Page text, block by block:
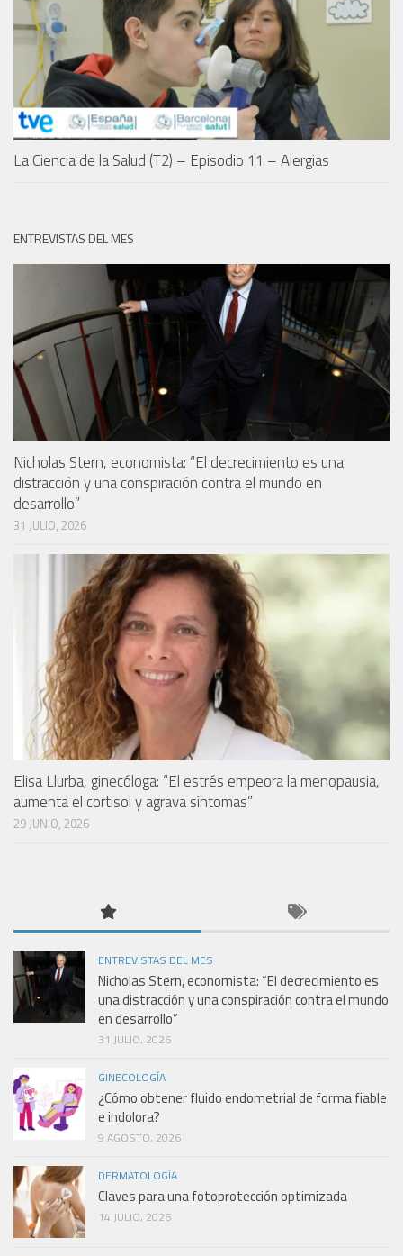
La Ciencia de la Salud (T2) – Episodio 11 – Alergias
ENTREVISTAS DEL MES
Nicholas Stern, economista: “El decrecimiento es una
distracción y una conspiración contra el mundo en
desarrollo”
31 JULIO, 2026
Elisa Llurba, ginecóloga: “El estrés empeora la menopausia,
aumenta el cortisol y agrava síntomas”
29 JUNIO, 2026
ENTREVISTAS DEL MES
Nicholas Stern, economista: “El decrecimiento es
una distracción y una conspiración contra el mundo
en desarrollo”
31 JULIO, 2026
GINECOLOGÍA
¿Cómo obtener fluido endometrial de forma fiable
e indolora?
9 AGOSTO, 2026
DERMATOLOGÍA
Claves para una fotoprotección optimizada
14 JULIO, 2026